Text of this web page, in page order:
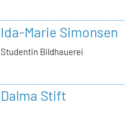
Ida-Marie Simonsen
Studentin Bildhauerei
Dalma Stift